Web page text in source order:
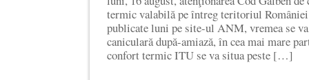
termic valabilă pe întreg teritoriul
publicate luni pe site-ul ANM, vremea se
caniculară după-amiază, în cea mai mare
confort termic ITU se va situa peste […]